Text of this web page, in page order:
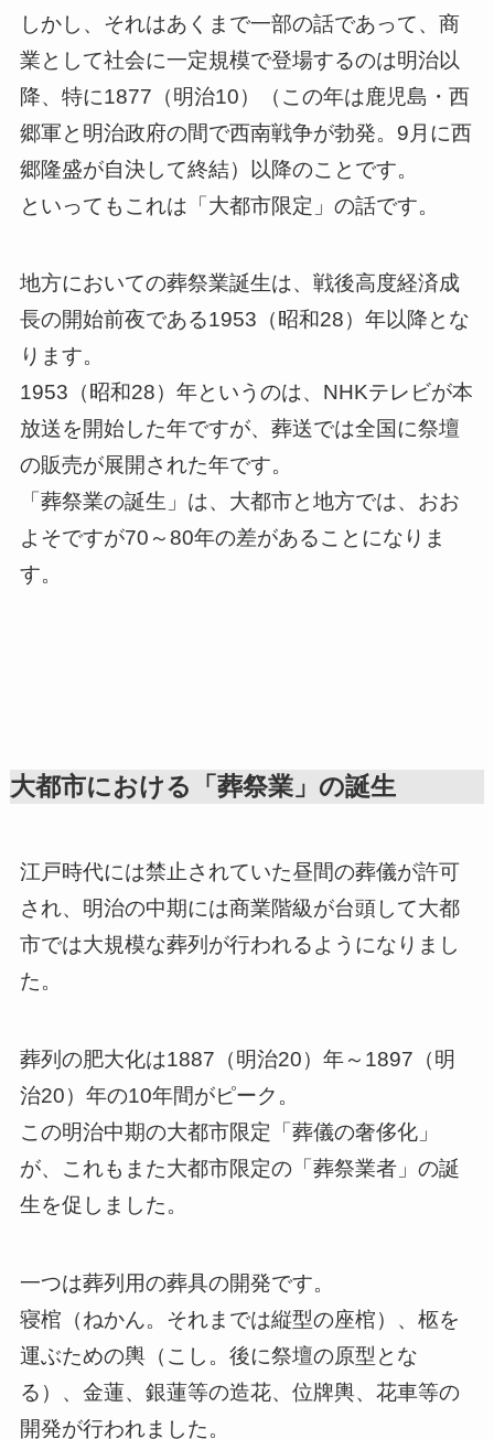
しかし、それはあくまで一部の話であって、商
業として社会に一定規模で登場するのは明治以
降、特に1877（明治10）（この年は鹿児島・西
郷軍と明治政府の間で西南戦争が勃発。9月に西
郷隆盛が自決して終結）以降のことです。
といってもこれは「大都市限定」の話です。
地方においての葬祭業誕生は、戦後高度経済成
長の開始前夜である1953（昭和28）年以降とな
ります。
1953（昭和28）年というのは、NHKテレビが本
放送を開始した年ですが、葬送では全国に祭壇
の販売が展開された年です。
「葬祭業の誕生」は、大都市と地方では、おお
よそですが70～80年の差があることになりま
す。
大都市における「葬祭業」の誕生
江戸時代には禁止されていた昼間の葬儀が許可
され、明治の中期には商業階級が台頭して大都
市では大規模な葬列が行われるようになりまし
た。
葬列の肥大化は1887（明治20）年～1897（明
治20）年の10年間がピーク。
この明治中期の大都市限定「葬儀の奢侈化」
が、これもまた大都市限定の「葬祭業者」の誕
生を促しました。
一つは葬列用の葬具の開発です。
寝棺（ねかん。それまでは縦型の座棺）、柩を
運ぶための輿（こし。後に祭壇の原型とな
る）、金蓮、銀蓮等の造花、位牌輿、花車等の
開発が行われました。